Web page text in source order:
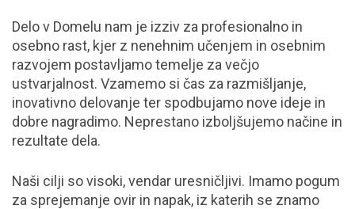
Delo v Domelu nam je izziv za profesionalno in
osebno rast, kjer z nenehnim učenjem in osebnim
razvojem postavljamo temelje za večjo
ustvarjalnost. Vzamemo si čas za razmišljanje,
inovativno delovanje ter spodbujamo nove ideje in
dobre nagradimo. Neprestano izboljšujemo načine in
rezultate dela.
Naši cilji so visoki, vendar uresničljivi. Imamo pogum
za sprejemanje ovir in napak, iz katerih se znamo